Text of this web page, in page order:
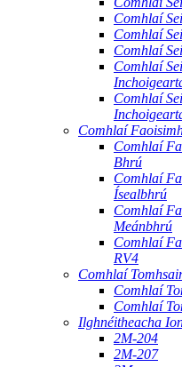
Comhlaí
Comhlaí
Comhlaí
Comhlaí
Comhlaí
Comhlaí
Comhlaí
Bhrú
Comhlaí
Ísealbhrú
Comhlaí
Meánbhrú
Comhlaí
RV4
Comhlaí
Comhlaí
Comhlaí
Ilghnéitheacha
2M-204
2M-207